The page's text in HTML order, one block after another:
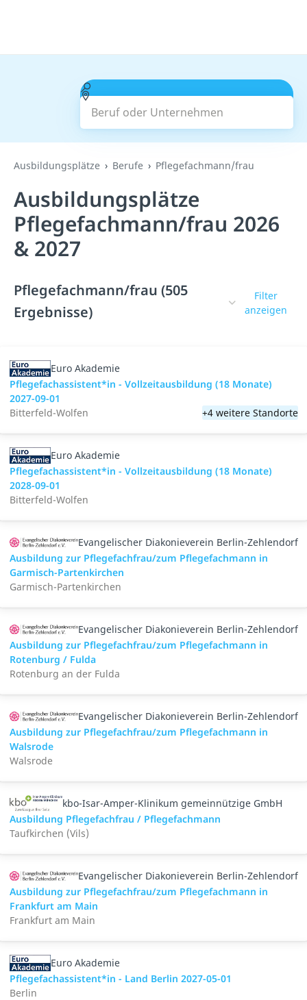
Beruf oder Unternehmen
Suchen
Ausbildungsplätze Berufe Pflegefachmann/frau
Ausbildungsplätze
Pflegefachmann/frau 2026
& 2027
Pflegefachmann/frau (505
Ergebnisse)
Filter
anzeigen
Euro Akademie
Pflegefachassistent*in - Vollzeitausbildung (18 Monate)
2027-09-01
Bitterfeld-Wolfen
+4 weitere Standorte
Euro Akademie
Pflegefachassistent*in - Vollzeitausbildung (18 Monate)
2028-09-01
Bitterfeld-Wolfen
Evangelischer Diakonieverein Berlin-Zehlendorf
Ausbildung zur Pflegefachfrau/zum Pflegefachmann in
Garmisch-Partenkirchen
Garmisch-Partenkirchen
Evangelischer Diakonieverein Berlin-Zehlendorf
Ausbildung zur Pflegefachfrau/zum Pflegefachmann in
Rotenburg / Fulda
Rotenburg an der Fulda
Evangelischer Diakonieverein Berlin-Zehlendorf
Ausbildung zur Pflegefachfrau/zum Pflegefachmann in
Walsrode
Walsrode
kbo-Isar-Amper-Klinikum gemeinnützige GmbH
Ausbildung Pflegefachfrau / Pflegefachmann
Taufkirchen (Vils)
Evangelischer Diakonieverein Berlin-Zehlendorf
Ausbildung zur Pflegefachfrau/zum Pflegefachmann in
Frankfurt am Main
Frankfurt am Main
Euro Akademie
Pflegefachassistent*in - Land Berlin 2027-05-01
Berlin